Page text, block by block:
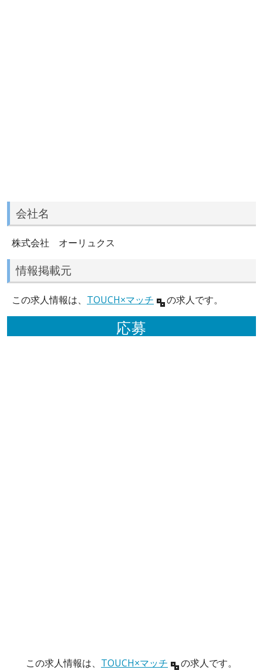
会社名
株式会社 オーリュクス
情報掲載元
この求人情報は、 TOUCH×マッチ の求人です。
応募
この求人情報は、 TOUCH×マッチ の求人です。